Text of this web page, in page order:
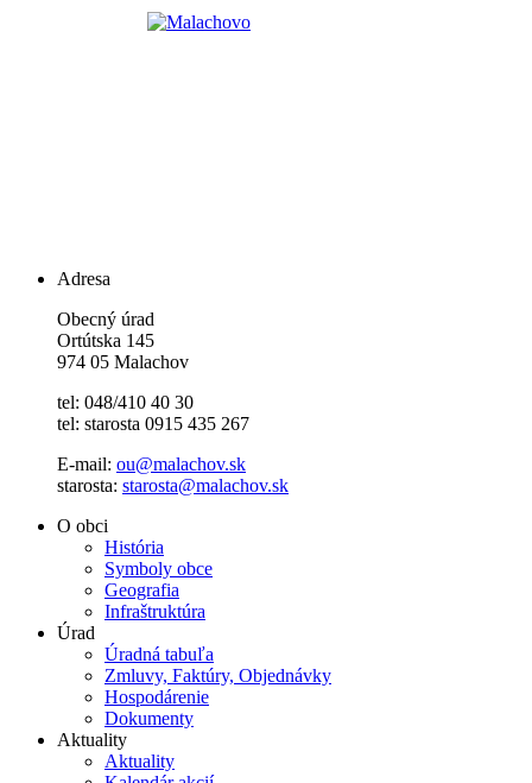
Adresa
Obecný úrad
Ortútska 145
974 05 Malachov
tel: 048/410 40 30
tel: starosta 0915 435 267
E-mail: ou@malachov.sk
starosta: starosta@malachov.sk
O obci
História
Symboly obce
Geografia
Infraštruktúra
Úrad
Úradná tabuľa
Zmluvy, Faktúry, Objednávky
Hospodárenie
Dokumenty
Aktuality
Aktuality